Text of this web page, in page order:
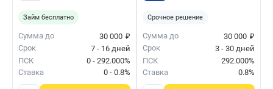
Займ бесплатно
Сумма до 30 000 ₽
Срок
7 - 16 дней
ПСК
0 - 292.000%
Ставка
0 - 0.8%
Срочное решение
Сумма до 30 000 ₽
Срок
3 - 30 дней
ПСК
292.000%
Ставка
0.8%